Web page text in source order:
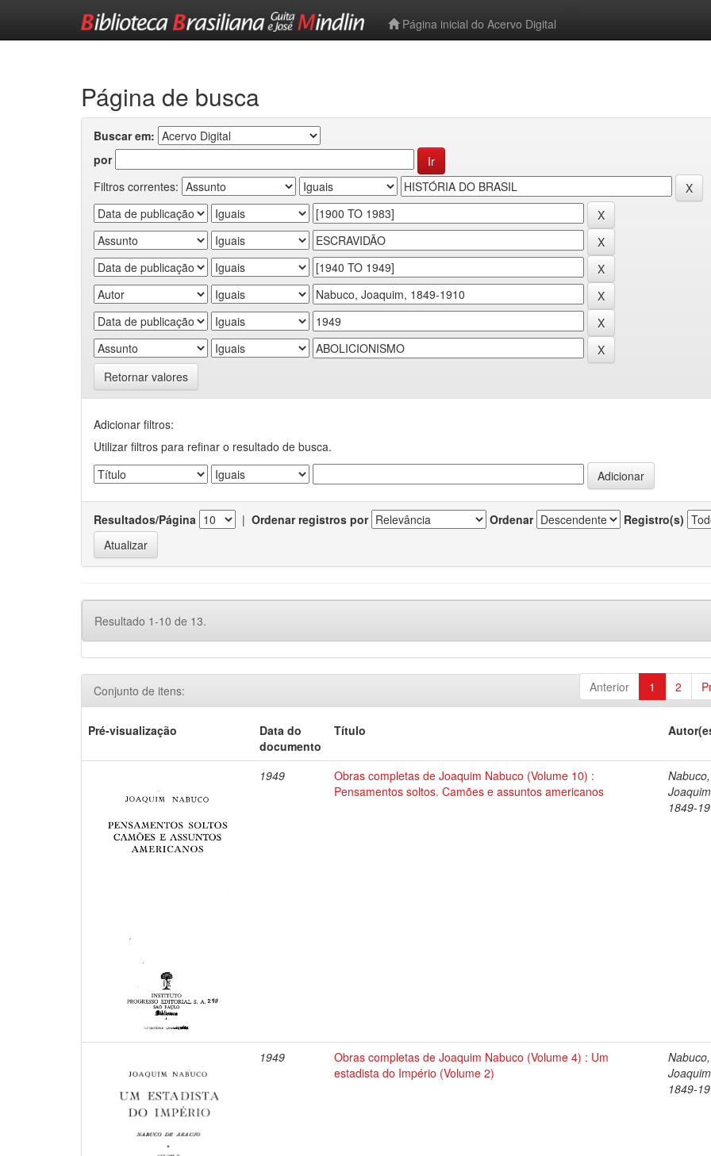
Página inicial do Acervo Digital
Página de busca
Buscar em:
por
Filtros correntes:
Retornar valores
Adicionar filtros:
Utilizar filtros para refinar o resultado de busca.
Resultados/Página | Ordenar registros por Ordenar Registro(s)
Resultado 1-10 de 13.
Anterior 1 2
Conjunto de itens:
Pré-visualização
Data do
documento
Título
1949
Obras completas de Joaquim Nabuco (Volume 10) :
Pensamentos soltos. Camões e assuntos americanos
Nabuco,
1849-
1949
Obras completas de Joaquim Nabuco (Volume 4) : Um
estadista do Império (Volume 2)
Nabuco,
1849-